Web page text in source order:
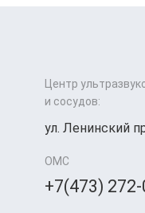
Центр
и сосудов:
ул. Ленинский
ОМС
+7(473)